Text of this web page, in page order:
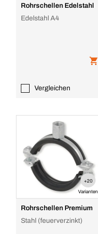
Rohrschellen Edelstahl
Edelstahl A4
Vergleichen
+20
Varianten
Rohrschellen Premium
Stahl (feuerverzinkt)